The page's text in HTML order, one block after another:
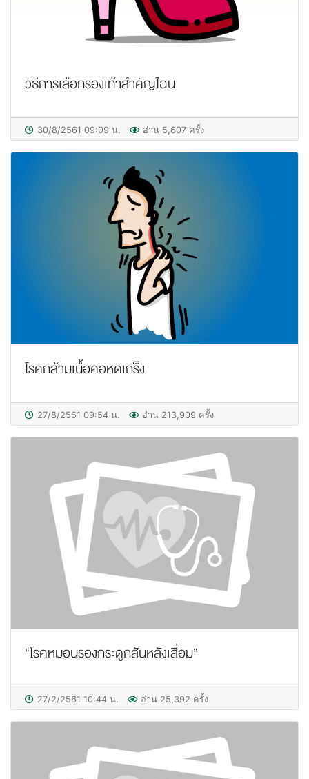
วิธีการเลือกรองเท้าสำคัญไฉน
30/8/2561 09:09 น. อ่าน 5,607 ครั้ง
โรคกล้ามเนื้อคอหดเกร็ง
27/8/2561 09:54 น. อ่าน 213,909 ครั้ง
“โรคหมอนรองกระดูกสันหลังเสื่อม”
27/2/2561 10:44 น. อ่าน 25,392 ครั้ง